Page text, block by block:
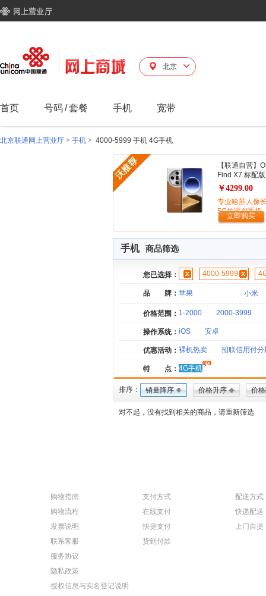
北京
首页 号码/套餐 手机 宽带
北京联通网上营业厅 > 手机 > 4000-5999 手机 4G手机
【联通自营】
Find X7 标配版
￥4299.00
专业哈苏人像
5G拍照AI手机
立即购买
手机 商品筛选
您已选择： 4000-5999
品 牌： 苹果 小米
价格范围： 1-2000 2000-3999
操作系统： iOS 安卓
优惠活动： 裸机热卖 招联信用付分
特 点： 4G手机
排序： 销量降序 价格升序 价
对不起，没有找到相关的商品，请重新筛选
购物指南
购物流程
发票说明
联系客服
服务协议
隐私政策
授权信息与实名登记说明
支付方式
在线支付
快捷支付
货到付款
配送方式
快递配送
上门自提